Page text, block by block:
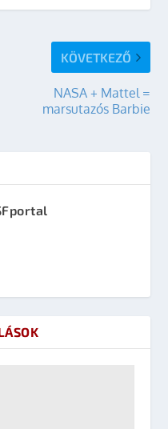
KÖVETKEZŐ
NASA + Mattel =
marsutazós Barbie